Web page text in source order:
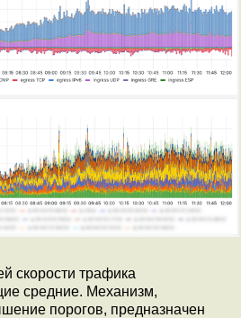
скорости трафика
средние. Механизм,
порогов, предназначен